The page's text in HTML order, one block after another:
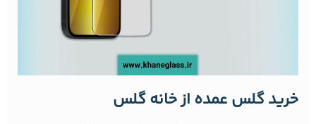
خرید گلس عمده از خانه گلس